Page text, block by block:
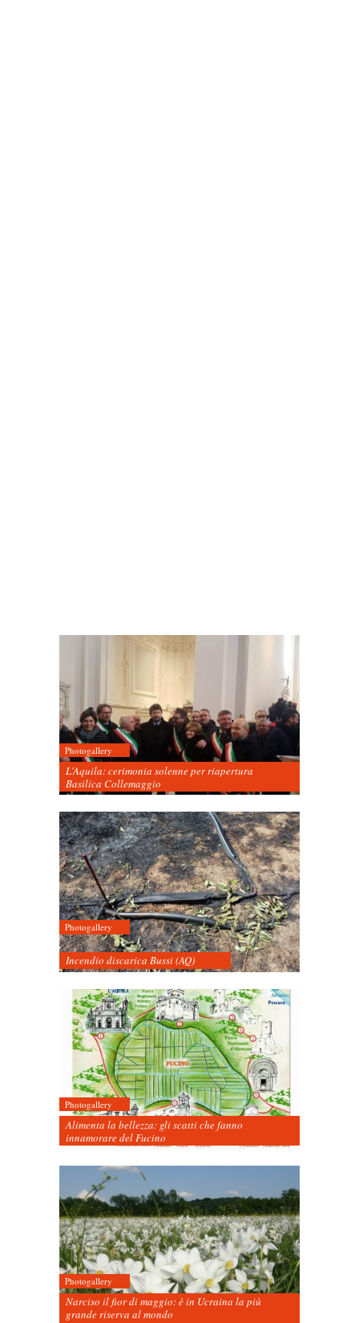
Photogallery
L’Aquila: cerimonia solenne per riapertura
Basilica Collemaggio
Photogallery
Incendio discarica Bussi (AQ)
Photogallery
Alimenta la bellezza: gli scatti che fanno
innamorare del Fucino
Photogallery
Narciso il fior di maggio: è in Ucraina la più
grande riserva al mondo